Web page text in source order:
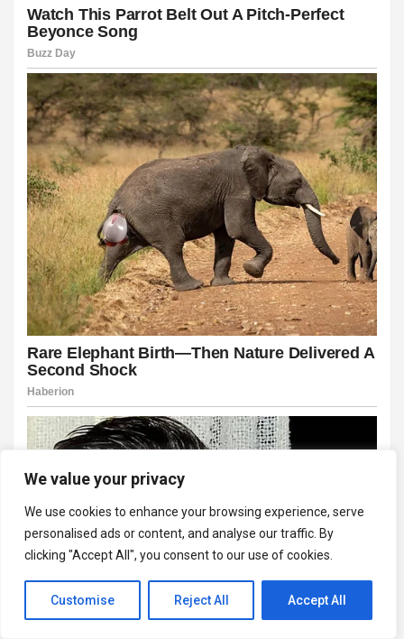
We value your privacy
We use cookies to enhance your browsing experience, serve
personalised ads or content, and analyse our traffic. By
clicking "Accept All", you consent to our use of cookies.
Customise Reject All Accept All